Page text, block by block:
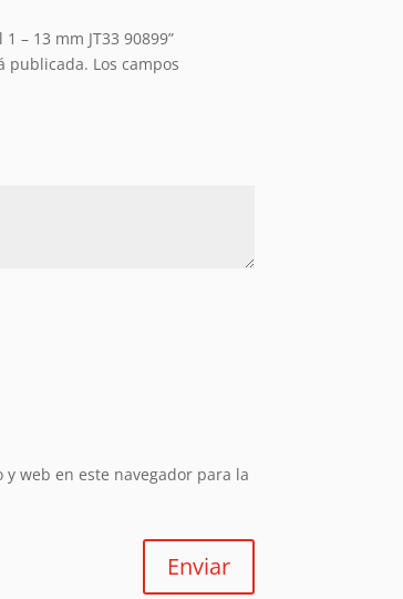
– 13 mm JT33 90899”
publicada. Los campos
web en este navegador para la
Enviar